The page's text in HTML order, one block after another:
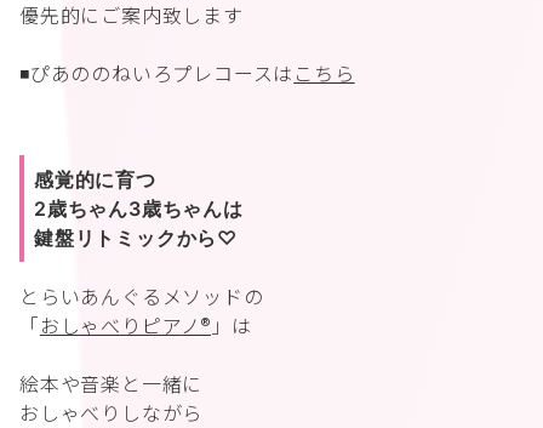
優先的にご案内致します
◾️ぴあののねいろプレコースは こちら
感覚的に育つ
2歳ちゃん3歳ちゃんは
鍵盤リトミックから♡
とらいあんぐるメソッドの
「おしゃべりピアノ®︎ 」は
絵本や音楽と一緒に
おしゃべりしながら